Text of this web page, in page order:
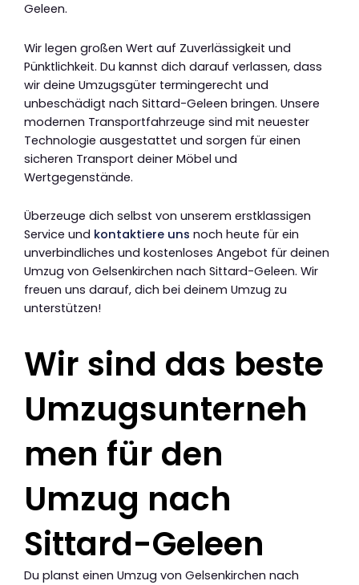
Geleen.
Wir legen großen Wert auf Zuverlässigkeit und
Pünktlichkeit. Du kannst dich darauf verlassen, dass
wir deine Umzugsgüter termingerecht und
unbeschädigt nach Sittard-Geleen bringen. Unsere
modernen Transportfahrzeuge sind mit neuester
Technologie ausgestattet und sorgen für einen
sicheren Transport deiner Möbel und
Wertgegenstände.
Überzeuge dich selbst von unserem erstklassigen
Service und kontaktiere uns noch heute für ein
unverbindliches und kostenloses Angebot für deinen
Umzug von Gelsenkirchen nach Sittard-Geleen. Wir
freuen uns darauf, dich bei deinem Umzug zu
unterstützen!
Wir sind das beste
Umzugsunterneh
men für den
Umzug nach
Sittard-Geleen
Du planst einen Umzug von Gelsenkirchen nach